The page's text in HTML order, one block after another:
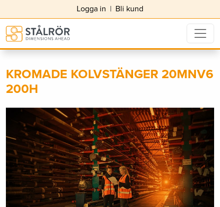
Logga in | Bli kund
KROMADE KOLVSTÄNGER 20MNV6
200H